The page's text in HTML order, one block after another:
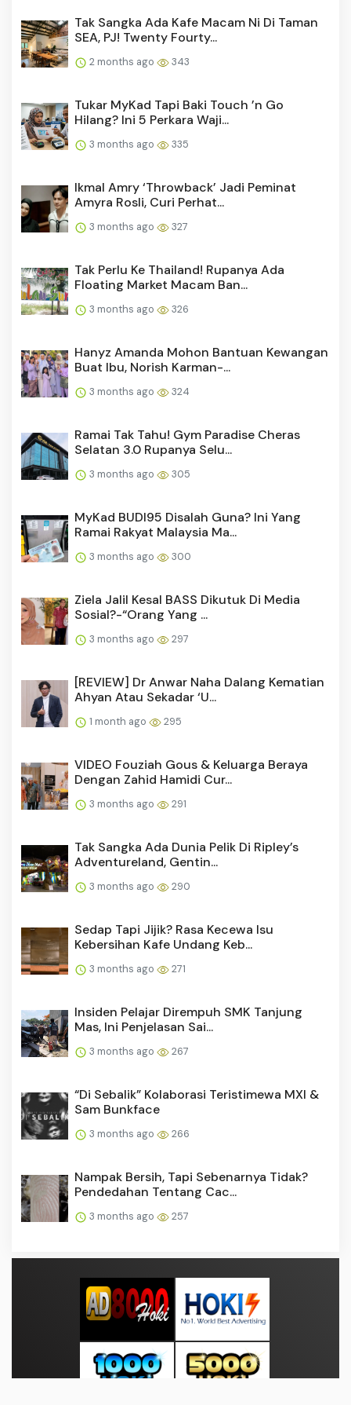
Tak Sangka Ada Kafe Macam Ni Di Taman
SEA, PJ! Twenty Fourty...
2 months ago 343
Tukar MyKad Tapi Baki Touch ’n Go
Hilang? Ini 5 Perkara Waji...
3 months ago 335
Ikmal Amry ‘Throwback’ Jadi Peminat
Amyra Rosli, Curi Perhat...
3 months ago 327
Tak Perlu Ke Thailand! Rupanya Ada
Floating Market Macam Ban...
3 months ago 326
Hanyz Amanda Mohon Bantuan Kewangan
Buat Ibu, Norish Karman-...
3 months ago 324
Ramai Tak Tahu! Gym Paradise Cheras
Selatan 3.0 Rupanya Selu...
3 months ago 305
MyKad BUDI95 Disalah Guna? Ini Yang
Ramai Rakyat Malaysia Ma...
3 months ago 300
Ziela Jalil Kesal BASS Dikutuk Di Media
Sosial?-“Orang Yang ...
3 months ago 297
[REVIEW] Dr Anwar Naha Dalang Kematian
Ahyan Atau Sekadar ‘U...
1 month ago 295
VIDEO Fouziah Gous & Keluarga Beraya
Dengan Zahid Hamidi Cur...
3 months ago 291
Tak Sangka Ada Dunia Pelik Di Ripley’s
Adventureland, Gentin...
3 months ago 290
Sedap Tapi Jijik? Rasa Kecewa Isu
Kebersihan Kafe Undang Keb...
3 months ago 271
Insiden Pelajar Dirempuh SMK Tanjung
Mas, Ini Penjelasan Sai...
3 months ago 267
“Di Sebalik” Kolaborasi Teristimewa MXI &
Sam Bunkface
3 months ago 266
Nampak Bersih, Tapi Sebenarnya Tidak?
Pendedahan Tentang Cac...
3 months ago 257